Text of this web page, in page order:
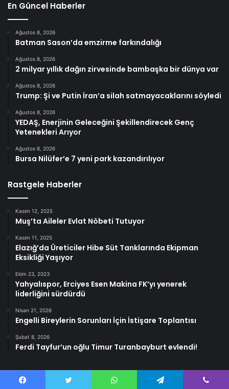
En Güncel Haberler
Ağustos 8, 2026
Batman Sason’da emzirme farkındalığı
Ağustos 8, 2026
2 milyar yıllık dağın zirvesinde bambaşka bir dünya var
Ağustos 8, 2026
Trump: Şi ve Putin İran’a silah satmayacaklarını söyledi
Ağustos 8, 2026
YEDAŞ, Enerjinin Geleceğini Şekillendirecek Genç
Yetenekleri Arıyor
Ağustos 8, 2026
Bursa Nilüfer’e 7 yeni park kazandırılıyor
Rastgele Haberler
Kasım 12, 2025
Muş’ta Aileler Evlat Nöbeti Tutuyor
Kasım 11, 2025
Elazığ’da Üreticiler Hibe Süt Tanklarında Ekipman
Eksikliği Yaşıyor
Ekim 23, 2023
Yahyalıspor, Erciyes Esen Makina FK’yı yenerek
liderliğini sürdürdü
Nisan 21, 2026
Engelli Bireylerin Sorunları İçin İstişare Toplantısı
Şubat 8, 2026
Ferdi Tayfur’un oğlu Timur Turanbayburt evlendi!